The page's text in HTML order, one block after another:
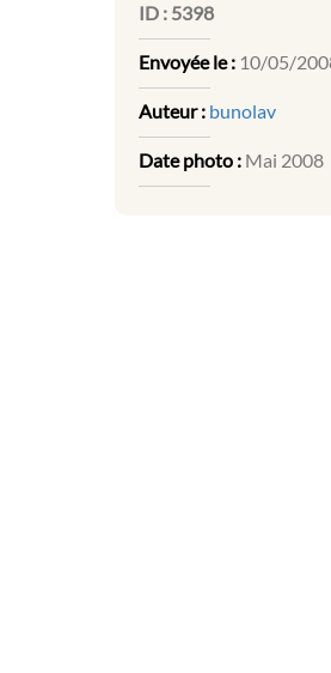
ID : 5398
Envoyée le : 10/05/
Auteur : bunolav
Date photo : Mai 2008